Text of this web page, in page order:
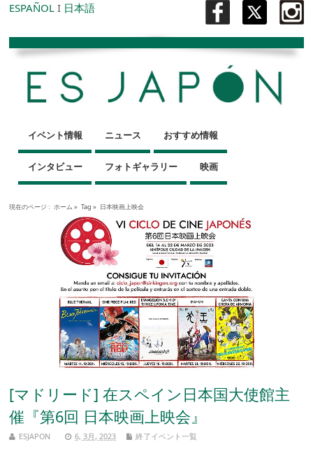
ESPAÑOL I 日本語
イベント情報 ニュース おすすめ情報
インタビュー フォトギャラリー 映画
現在のページ : ホーム » Tag » 日本映画上映会
[マドリード] 在スペイン日本国大使館主
催『第6回 日本映画上映会』
ESJAPON 6, 3月, 2023 終了イベント一覧